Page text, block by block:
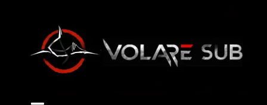
contenido